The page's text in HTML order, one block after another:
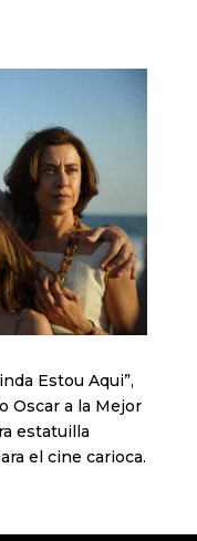
Estou Aqui”,
Oscar a la Mejor
estatuilla
el cine carioca.